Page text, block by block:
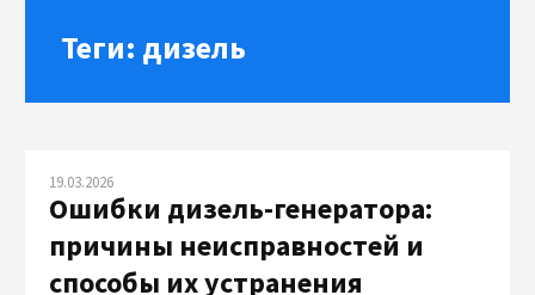
Теги: дизель
19.03.2026
Ошибки дизель-генератора:
причины неисправностей и
способы их устранения